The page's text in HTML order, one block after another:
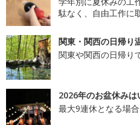
駄なく、自由工作に
関東・関西の日帰り
関東や関西の日帰り
2026年のお盆休みは
最大9連休となる場